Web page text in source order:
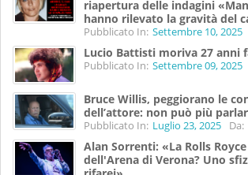
riapertura delle indagini
hanno rilevato la gravità del
Pubblicato In: Settembre 10, 2025
Lucio Battisti moriva 27 anni
Pubblicato In: Settembre 09, 2025
Bruce Willis, peggiorano le
dell’attore: non può più
Pubblicato In: Luglio 23, 2025 Da:
Alan Sorrenti: «La Rolls
dell'Arena di Verona? Uno